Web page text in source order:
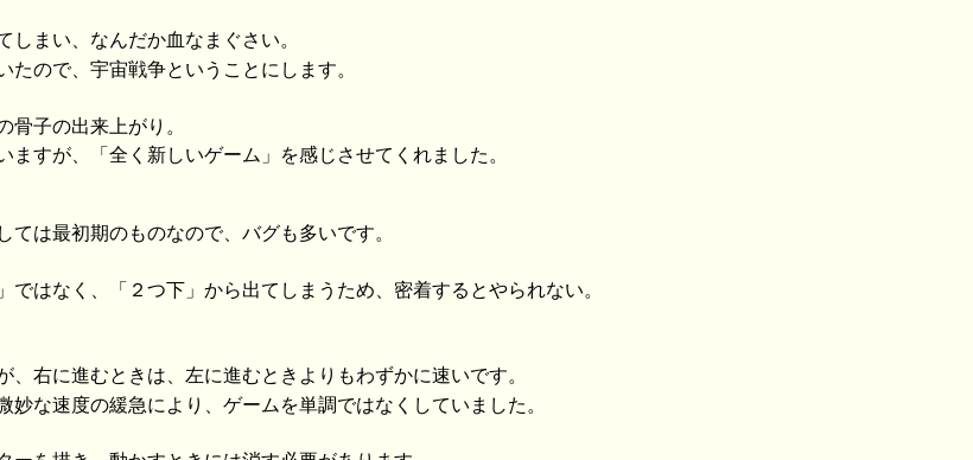
しまい、なんだか血なまぐさい。
たので、宇宙戦争ということにします。
骨子の出来上がり。
ますが、「全く新しいゲーム」を感じさせてくれました。
ては最初期のものなので、バグも多いです。
ではなく、「２つ下」から出てしまうため、密着するとやられない。
、右に進むときは、左に進むときよりもわずかに速いです。
妙な速度の緩急により、ゲームを単調ではなくしていました。